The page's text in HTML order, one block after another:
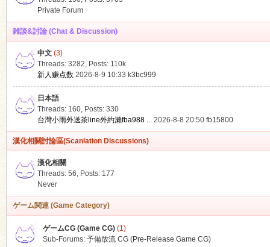
Private Forum
雑談&討論 (Chat & Discussion)
中文(3)
Threads: 3282, Posts: 110k
新人赚点数 2026-8-9 10:33 k3bc999
日本語
Threads: 160, Posts: 330
台灣小雨外送茶line外約瀨fba988 ... 2026-8-8 20:50 fb15800
漢化相關討論區(Scanlation Discussions)
漢化相關
Threads: 56, Posts: 177
Never
ゲーム関連 (Game Category)
ゲームCG (Game CG)(1)
Sub-Forums: 予備放流 CG (Pre-Release Game CG)